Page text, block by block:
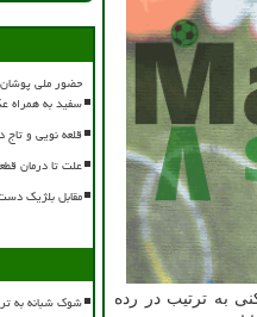
اصغرزاده هر کدام با ۴.۵ امتیاز و با پوئن شکنی به ترتیب در رده
حضور ملی پوشان
سفید به همراه
قلعه نویی و
علت تا درمان
مقابل بلژیک
شوک شبانه به